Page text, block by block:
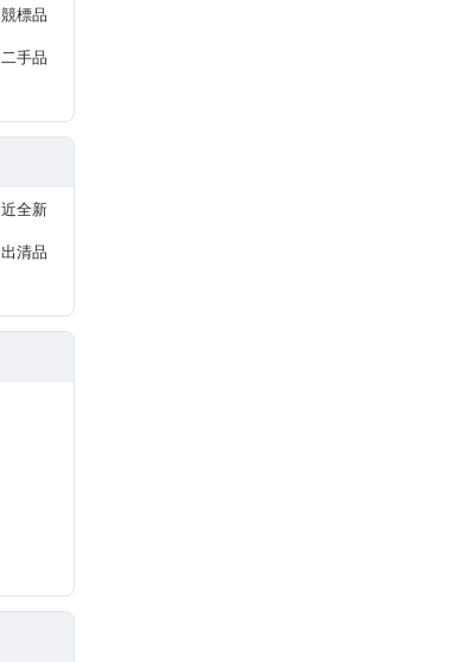
競標品
二手品
近全新
出清品